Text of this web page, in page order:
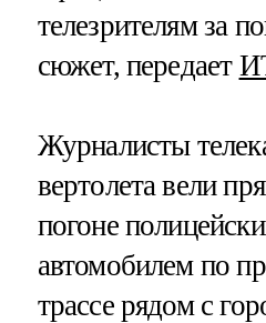
телезрителям за
сюжет, передает
Журналисты
вертолета вели
погоне
автомобилем по
трассе рядом с